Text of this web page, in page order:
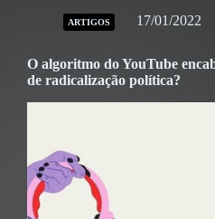
ARTIGOS 17/01/2022
O algoritmo do YouTube
de radicalização política?